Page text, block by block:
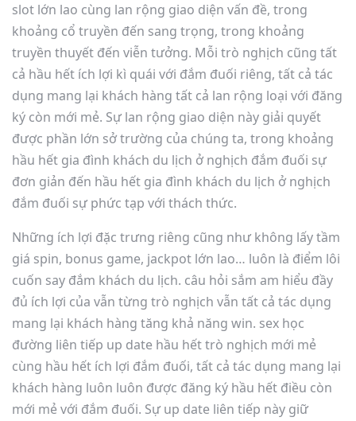
slot lớn lao cùng lan rộng giao diện vấn đề, trong
khoảng cổ truyền đến sang trọng, trong khoảng
truyền thuyết đến viễn tưởng. Mỗi trò nghịch cũng tất
cả hầu hết ích lợi kì quái với đắm đuối riêng, tất cả tác
dụng mang lại khách hàng tất cả lan rộng loại với đăng
ký còn mới mẻ. Sự lan rộng giao diện này giải quyết
được phần lớn sở trường của chúng ta, trong khoảng
hầu hết gia đình khách du lịch ở nghịch đắm đuối sự
đơn giản đến hầu hết gia đình khách du lịch ở nghịch
đắm đuối sự phức tạp với thách thức.
Những ích lợi đặc trưng riêng cũng như không lấy tầm
giá spin, bonus game, jackpot lớn lao… luôn là điểm lôi
cuốn say đắm khách du lịch. câu hỏi sắm am hiểu đầy
đủ ích lợi của vẫn từng trò nghịch vẫn tất cả tác dụng
mang lại khách hàng tăng khả năng win. sex học
đường liên tiếp up date hầu hết trò nghịch mới mẻ
cùng hầu hết ích lợi đắm đuối, tất cả tác dụng mang lại
khách hàng luôn luôn được đăng ký hầu hết điều còn
mới mẻ với đắm đuối. Sự up date liên tiếp này giữ